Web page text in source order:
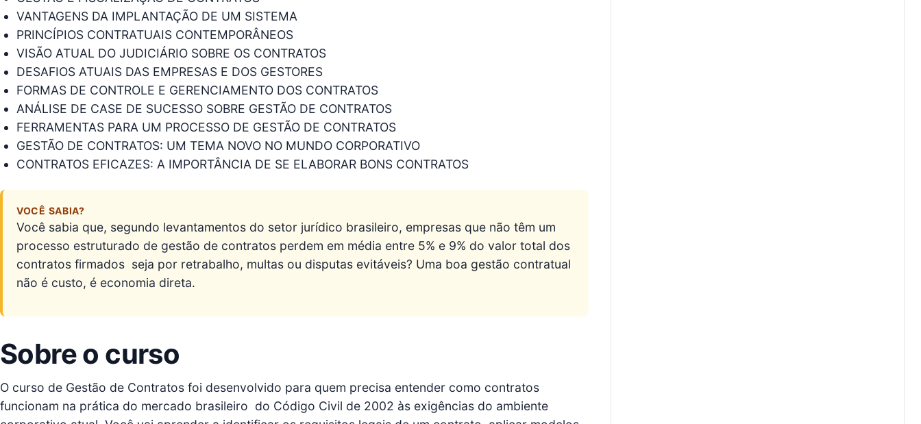
VANTAGENS DA IMPLANTAÇÃO DE UM SISTEMA
PRINCÍPIOS CONTRATUAIS CONTEMPORÂNEOS
VISÃO ATUAL DO JUDICIÁRIO SOBRE OS CONTRATOS
DESAFIOS ATUAIS DAS EMPRESAS E DOS GESTORES
FORMAS DE CONTROLE E GERENCIAMENTO DOS CONTRATOS
ANÁLISE DE CASE DE SUCESSO SOBRE GESTÃO DE CONTRATOS
FERRAMENTAS PARA UM PROCESSO DE GESTÃO DE CONTRATOS
GESTÃO DE CONTRATOS: UM TEMA NOVO NO MUNDO CORPORATIVO
CONTRATOS EFICAZES: A IMPORTÂNCIA DE SE ELABORAR BONS CONTRATOS
VOCÊ SABIA?
Você sabia que, segundo levantamentos do setor jurídico brasileiro, empresas que não têm um
processo estruturado de gestão de contratos perdem em média entre 5% e 9% do valor total dos
contratos firmados  seja por retrabalho, multas ou disputas evitáveis? Uma boa gestão contratual
não é custo, é economia direta.
Sobre o curso
O curso de Gestão de Contratos foi desenvolvido para quem precisa entender como contratos
funcionam na prática do mercado brasileiro  do Código Civil de 2002 às exigências do ambiente